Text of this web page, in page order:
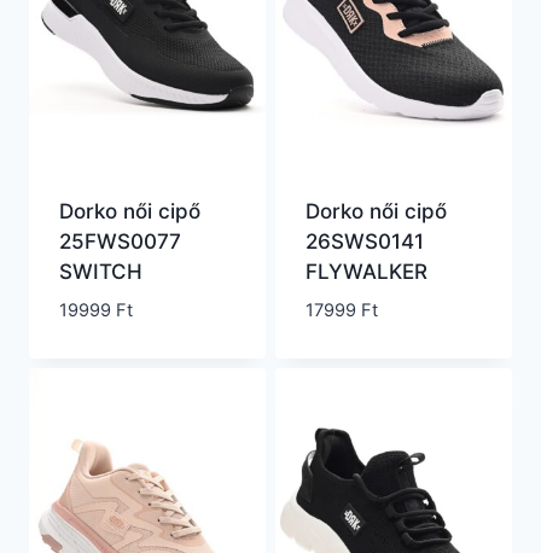
Dorko női cipő
25FWS0077
SWITCH
19999 Ft
Dorko női cipő
26SWS0141
FLYWALKER
17999 Ft